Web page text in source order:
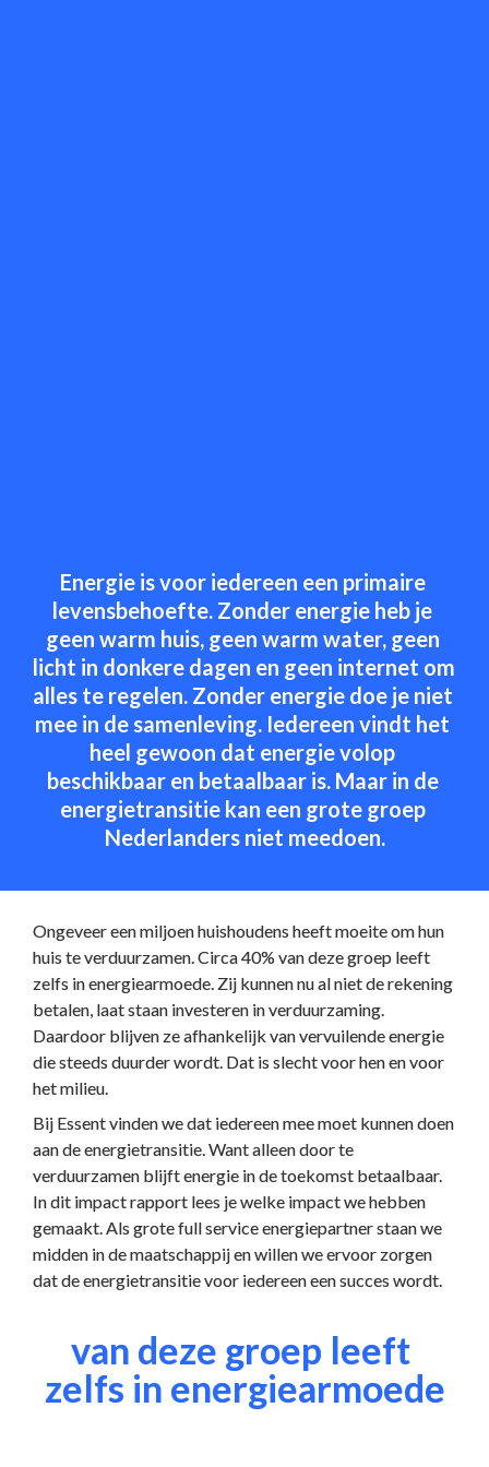
Energie is voor iedereen een primaire
levensbehoefte. Zonder energie heb je
geen warm huis, geen warm water, geen
licht in donkere dagen en geen internet om
alles te regelen. Zonder energie doe je niet
mee in de samenleving. Iedereen vindt het
heel gewoon dat energie volop
beschikbaar en betaalbaar is. Maar in de
energietransitie kan een grote groep
Nederlanders niet meedoen.
Ongeveer een miljoen huishoudens heeft moeite om hun
huis te verduurzamen. Circa 40% van deze groep leeft
zelfs in energiearmoede. Zij kunnen nu al niet de rekening
betalen, laat staan investeren in verduurzaming.
Daardoor blijven ze afhankelijk van vervuilende energie
die steeds duurder wordt. Dat is slecht voor hen en voor
het milieu.
Bij Essent vinden we dat iedereen mee moet kunnen doen
aan de energietransitie. Want alleen door te
verduurzamen blijft energie in de toekomst betaalbaar.
In dit impact rapport lees je welke impact we hebben
gemaakt. Als grote full service energiepartner staan we
midden in de maatschappij en willen we ervoor zorgen
dat de energietransitie voor iedereen een succes wordt.
van deze groep leeft
zelfs in energiearmoede